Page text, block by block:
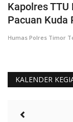
Kapolres
Pacuan Kuda
Humas Polres Timor
KALENDER